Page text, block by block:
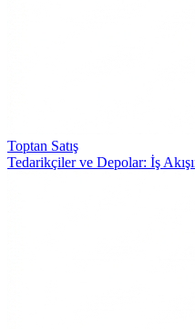
Toptan Satış
Tedarikçiler ve Depolar: İş